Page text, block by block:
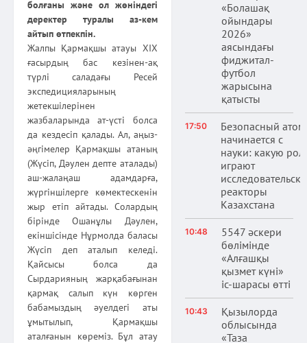
болғаны және ол жөніндегі
деректер туралы аз-кем
айтып өтпекпін.
Жалпы Қармақшы атауы ХІХ
ғасырдың бас кезінен-ақ
түрлі саладағы Ресей
экспедицияларының
жетекшілерінен
жазбаларында ат-үсті болса
да кездесіп қалады. Ал, аңыз-
әңгімелер Қармақшы атаның
(Жүсіп, Дәулен депте аталады)
аш-жалаңаш адамдарға,
жүргіншілерге көмектескенін
жыр етіп айтады. Солардың
бірінде Ошанұлы Дәулен,
екіншісінде Нұрмолда баласы
Жүсіп деп аталып келеді.
Қайсысы болса да
Сырдарияның жарқабағынан
қармақ салып күн көрген
бабамыздың әуелдегі аты
ұмытылып, Қармақшы
аталғанын көреміз. Бұл атау
«Болашақ
ойындары
2026»
аясындағы
фиджитал-
футбол
жарысына
қатысты
17:50
Безопасный атом
начинается с
науки: какую
играют
реакторы
Казахстана
10:48
5547 әскери
бөлімінде
«Алғашқы
қызмет күні»
іс-шарасы өтті
10:43
Қызылорда
облысында
«Таза